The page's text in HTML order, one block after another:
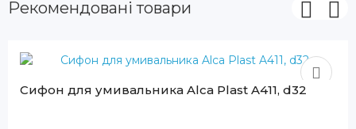
Рекомендовані товари
Сифон для умивальника Alca Plast A411, d32